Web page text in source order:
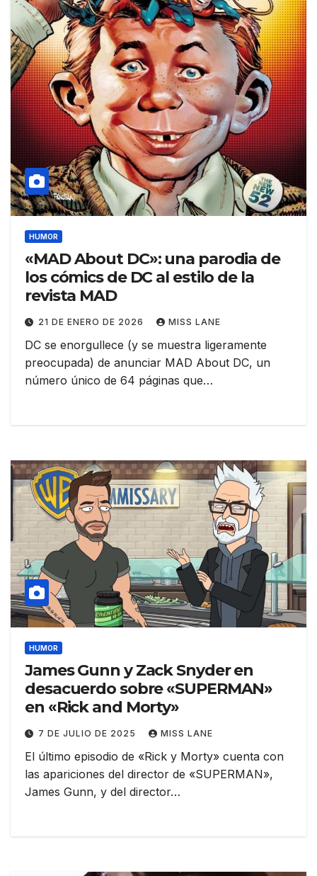
HUMOR
«MAD About DC»: una parodia de
los cómics de DC al estilo de la
revista MAD
21 DE ENERO DE 2026 MISS LANE
DC se enorgullece (y se muestra ligeramente
preocupada) de anunciar MAD About DC, un
número único de 64 páginas que…
HUMOR
James Gunn y Zack Snyder en
desacuerdo sobre «SUPERMAN»
en «Rick and Morty»
7 DE JULIO DE 2025 MISS LANE
El último episodio de «Rick y Morty» cuenta con
las apariciones del director de «SUPERMAN»,
James Gunn, y del director…